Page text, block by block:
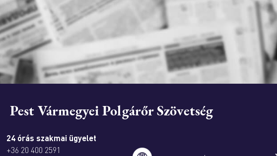
Pest Vármegyei Polgárőr Szövetség
24 órás szakmai ügyelet
+36 20 400 2591